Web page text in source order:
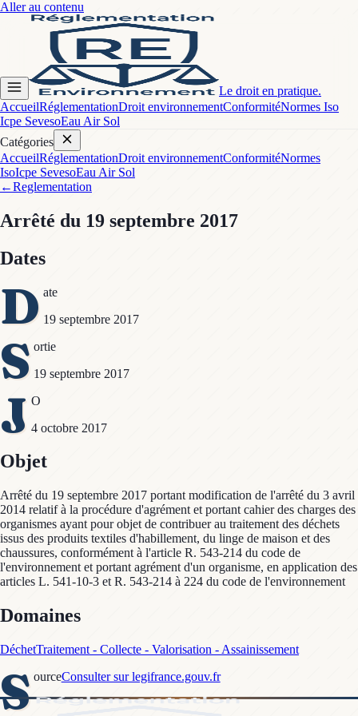
Aller au contenu
Le droit en pratique.
AccueilRéglementationDroit environnementConformitéNormes Iso
Icpe SevesoEau Air Sol
Catégories
AccueilRéglementationDroit environnementConformitéNormes
IsoIcpe SevesoEau Air Sol
←Reglementation
Arrêté du 19 septembre 2017
Dates
D ate
19 septembre 2017
S ortie
19 septembre 2017
J O
4 octobre 2017
Objet
Arrêté du 19 septembre 2017 portant modification de l'arrêté du 3 avril
2014 relatif à la procédure d'agrément et portant cahier des charges des
organismes ayant pour objet de contribuer au traitement des déchets
issus des produits textiles d'habillement, du linge de maison et des
chaussures, conformément à l'article R. 543-214 du code de
l'environnement et portant agrément d'un organisme, en application des
articles L. 541-10-3 et R. 543-214 à 224 du code de l'environnement
Domaines
DéchetTraitement - Collecte - Valorisation - Assainissement
S ourceConsulter sur legifrance.gouv.fr